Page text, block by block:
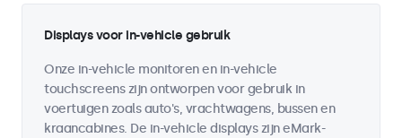
Displays voor in-vehicle gebruik
Onze in-vehicle monitoren en in-vehicle
touchscreens zijn ontworpen voor gebruik in
voertuigen zoals auto's, vrachtwagens, bussen en
kraancabines. De in-vehicle displays zijn eMark-